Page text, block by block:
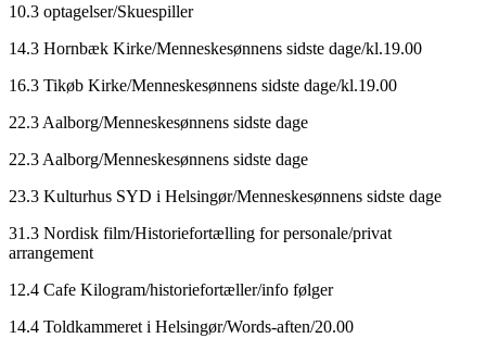
10.3 optagelser/Skuespiller
14.3 Hornbæk Kirke/Menneskesønnens sidste dage/kl.19.00
16.3 Tikøb Kirke/Menneskesønnens sidste dage/kl.19.00
22.3 Aalborg/Menneskesønnens sidste dage
22.3 Aalborg/Menneskesønnens sidste dage
23.3 Kulturhus SYD i Helsingør/Menneskesønnens sidste dage
31.3 Nordisk film/Historiefortælling for personale/privat
arrangement
12.4 Cafe Kilogram/historiefortæller/info følger
14.4 Toldkammeret i Helsingør/Words-aften/20.00